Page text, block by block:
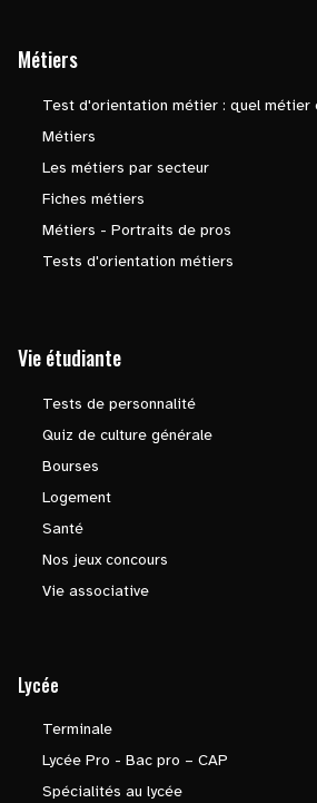
Métiers
Test d'orientation métier : quel métier
Métiers
Les métiers par secteur
Fiches métiers
Métiers - Portraits de pros
Tests d'orientation métiers
Vie étudiante
Tests de personnalité
Quiz de culture générale
Bourses
Logement
Santé
Nos jeux concours
Vie associative
Lycée
Terminale
Lycée Pro - Bac pro – CAP
Spécialités au lycée